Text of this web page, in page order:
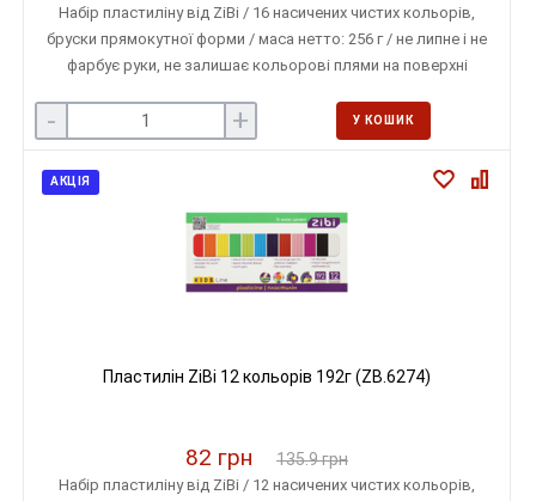
Набір пластиліну від ZiBi / 16 насичених чистих кольорів,
бруски прямокутної форми / маса нетто: 256 г / не липне і не
фарбує руки, не залишає кольорові плями на поверхні
- + У КОШИК
АКЦІЯ
Пластилін ZiBi 12 кольорів 192г (ZB.6274)
82 грн 135.9 грн
Набір пластиліну від ZiBi / 12 насичених чистих кольорів,